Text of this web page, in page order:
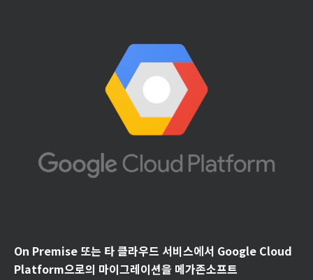
On Premise 또는 타 클라우드 서비스에서 Google Cloud
Platform으로의 마이그레이션을 메가존소프트